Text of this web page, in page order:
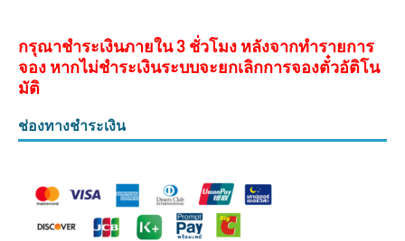
กรุณาชำระเงินภายใน 3 ชั่วโมง หลังจากทำรายการ
จอง หากไม่ชำระเงินระบบจะยกเลิกการจองตั๋วอัติโน
มัติ
ช่องทางชำระเงิน